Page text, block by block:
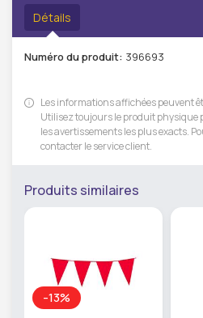
Détails
Numéro du produit: 396693
Les informations affichées peuvent
Utilisez toujours le produit physique
les avertissements les plus exacts.
contacter le service client.
Produits similaires
-13%